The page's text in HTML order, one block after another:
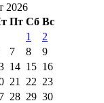
2026
Пт Сб Вс
1
2
7 8
9
14 15 16
21 22 23
28 29 30